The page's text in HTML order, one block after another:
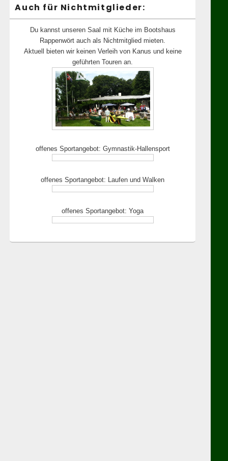
Auch für Nichtmitglieder:
Du kannst unseren Saal mit Küche im Bootshaus
Rappenwört auch als Nichtmitglied mieten.
Aktuell bieten wir keinen Verleih von Kanus und keine
geführten Touren an.
offenes Sportangebot: Gymnastik-Hallensport
offenes Sportangebot: Laufen und Walken
offenes Sportangebot: Yoga